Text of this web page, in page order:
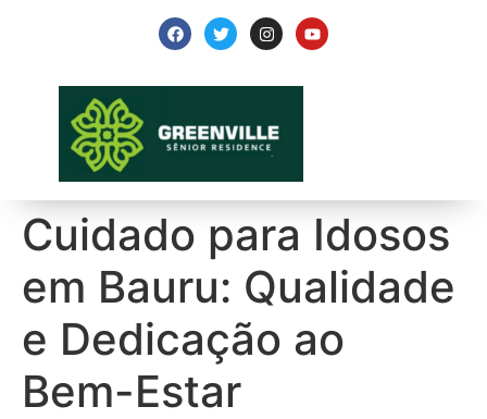
Cuidado para Idosos
em Bauru: Qualidade
e Dedicação ao
Bem-Estar